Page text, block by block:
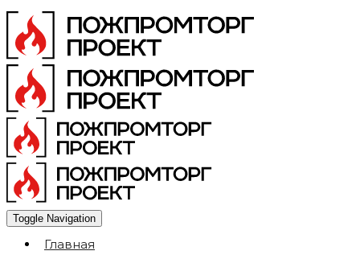
Toggle Navigation
Главная